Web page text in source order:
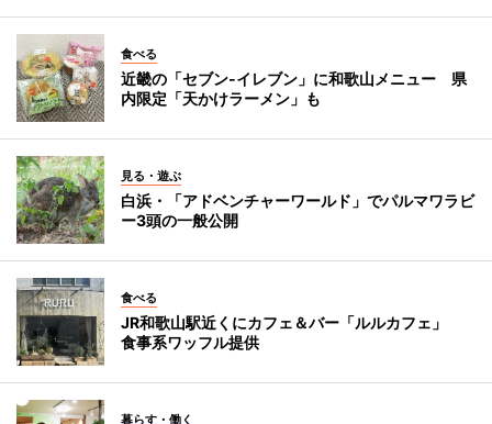
食べる
近畿の「セブン-イレブン」に和歌山メニュー 県
内限定「天かけラーメン」も
見る・遊ぶ
白浜・「アドベンチャーワールド」でパルマワラビ
ー3頭の一般公開
食べる
JR和歌山駅近くにカフェ＆バー「ルルカフェ」
食事系ワッフル提供
暮らす・働く